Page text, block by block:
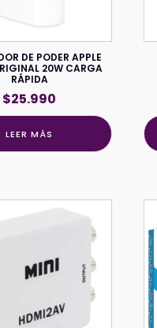
DE PODER APPLE
20W CARGA
RÁPIDA
$25.990
LEER MÁS